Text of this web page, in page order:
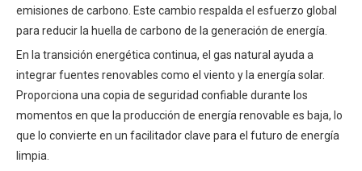
emisiones de carbono. Este cambio respalda el esfuerzo global
para reducir la huella de carbono de la generación de energía.
En la transición energética continua, el gas natural ayuda a
integrar fuentes renovables como el viento y la energía solar.
Proporciona una copia de seguridad confiable durante los
momentos en que la producción de energía renovable es baja, lo
que lo convierte en un facilitador clave para el futuro de energía
limpia.